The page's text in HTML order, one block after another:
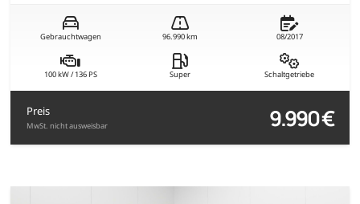
Gebrauchtwagen 96.990 km 08/2017
100 kW / 136 PS Super Schaltgetriebe
Preis
MwSt. nicht ausweisbar 9.990 €